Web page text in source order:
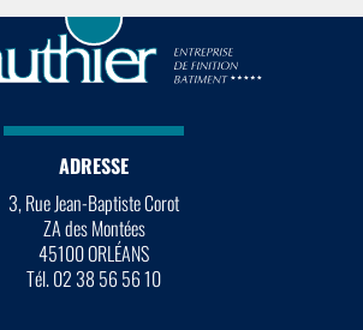
ADRESSE
3, Rue Jean-Baptiste Corot
ZA des Montées
45100 ORLÉANS
Tél. 02 38 56 56 10